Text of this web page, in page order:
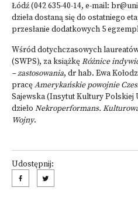
Łódź (042 635-40-14, e-mail:
dzieła dostaną się do ostatniego
przesłanie dodatkowych 5
Wśród dotychczasowych
(SWPS), za książkęRóżnice
– zastosowania, dr hab. Ewa
pracęAmerykańskie powojnie
Sajewska (Insytut Kultury Polskiej
dzieło Nekroperformans.
Wojny.
Udostępnij: